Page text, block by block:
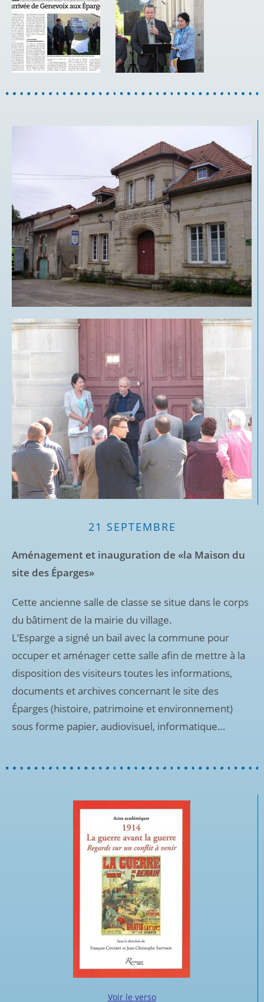
21 SEPTEMBRE
Aménagement et inauguration de «la Maison du
site des Éparges»
Cette ancienne salle de classe se situe dans le corps
du bâtiment de la mairie du village.
L’Esparge a signé un bail avec la commune pour
occuper et aménager cette salle afin de mettre à la
disposition des visiteurs toutes les informations,
documents et archives concernant le site des
Éparges (histoire, patrimoine et environnement)
sous forme papier, audiovisuel, informatique…
Voir le verso